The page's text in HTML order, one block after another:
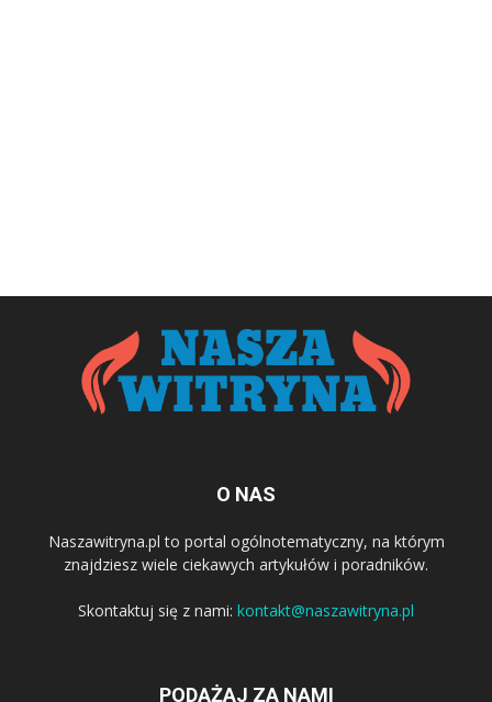
O NAS
Naszawitryna.pl to portal ogólnotematyczny, na którym
znajdziesz wiele ciekawych artykułów i poradników.
Skontaktuj się z nami: kontakt@naszawitryna.pl
PODĄŻAJ ZA NAMI